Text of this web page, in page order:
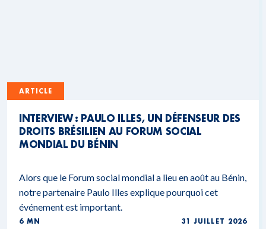
ARTICLE
INTERVIEW : PAULO ILLES, UN DÉFENSEUR DES
DROITS BRÉSILIEN AU FORUM SOCIAL
MONDIAL DU BÉNIN
Alors que le Forum social mondial a lieu en août au Bénin,
notre partenaire Paulo Illes explique pourquoi cet
événement est important.
6 MN 31 JUILLET 2026